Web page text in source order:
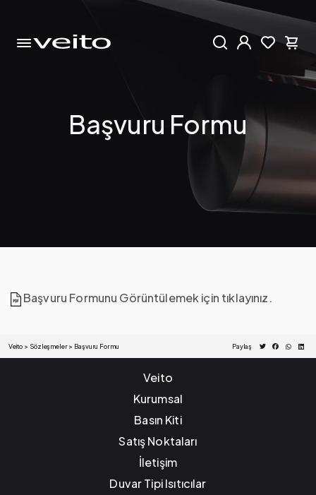
Başvuru Formu
Başvuru Formunu Görüntülemek için tıklayınız.
Veito Sözleşmeler Başvuru Formu Paylaş
Veito
Kurumsal
Basın Kiti
Satış Noktaları
İletişim
Duvar Tipi Isıtıcılar